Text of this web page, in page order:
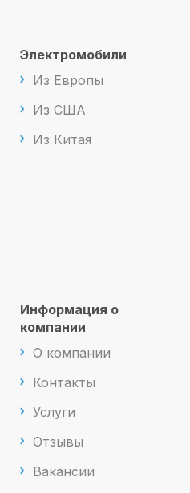
Электромобили
Из Европы
Из США
Из Китая
Информация о
компании
О компании
Контакты
Услуги
Отзывы
Вакансии